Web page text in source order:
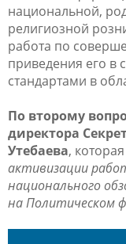
национальной,
религиозной
работа по
приведения его в
стандартами в
По второму
директора
Утебаева,
активизации
национального
на Политическом